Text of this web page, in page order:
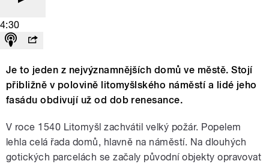
4:30
Je to jeden z nejvýznamnějších domů ve městě. Stojí
přibližně v polovině litomyšlského náměstí a lidé jeho
fasádu obdivují už od dob renesance.
V roce 1540 Litomyšl zachvátil velký požár. Popelem
lehla celá řada domů, hlavně na náměstí. Na dlouhých
gotických parcelách se začaly původní objekty opravovat